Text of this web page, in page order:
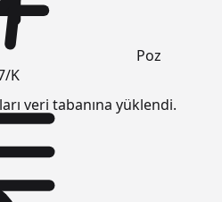
veri tabanına yüklendi.
Poz
K